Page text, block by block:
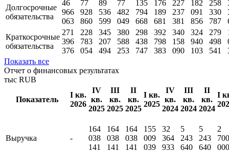
Долгосрочные
обязательства
46
966
063
77
928
860
89
536
599
77
482
049
135
794
668
176
189
681
227
237
381
182
091
856
258
330
787
Краткосрочные
обязательства
271
396
376
228
783
054
345
207
494
380
588
253
298
438
747
392
798
383
340
158
090
324
940
103
279
498
541
Показать все
Отчет о финансовых результатах
тыс RUB
Показатель
I кв.
2026
IV
кв.
2025
III
кв.
2025
II
кв.
2025
I кв.
2025
IV
кв.
2024
III
кв.
2024
II
кв.
2024
I
Выручка -
164
038
141
164
038
141
164
038
141
155
009
039
32
364
933
5
243
640
5
243
640
2
700
000